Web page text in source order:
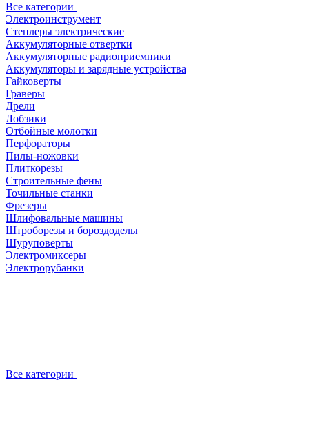
Все категории
Электроинструмент
Степлеры электрические
Аккумуляторные отвертки
Аккумуляторные радиоприемники
Аккумуляторы и зарядные устройства
Гайковерты
Граверы
Дрели
Лобзики
Отбойные молотки
Перфораторы
Пилы-ножовки
Плиткорезы
Строительные фены
Точильные станки
Фрезеры
Шлифовальные машины
Штроборезы и бороздоделы
Шуруповерты
Электромиксеры
Электрорубанки
Все категории